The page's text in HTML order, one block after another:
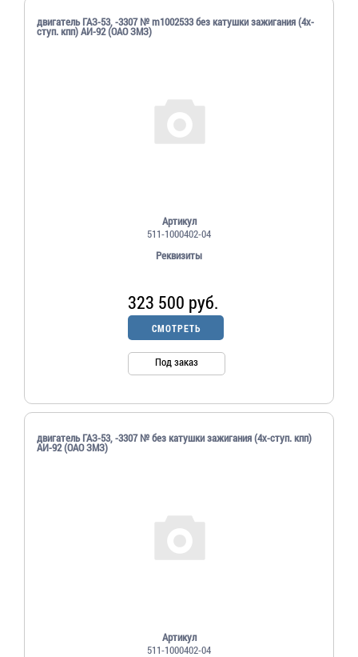
двигатель ГАЗ-53, -3307 № m1002533 без катушки зажигания (4х-
ступ. кпп) АИ-92 (ОАО ЗМЗ)
Артикул
511-1000402-04
Реквизиты
323 500 руб.
СМОТРЕТЬ
Под заказ
двигатель ГАЗ-53, -3307 № без катушки зажигания (4х-ступ. кпп)
АИ-92 (ОАО ЗМЗ)
Артикул
511-1000402-04